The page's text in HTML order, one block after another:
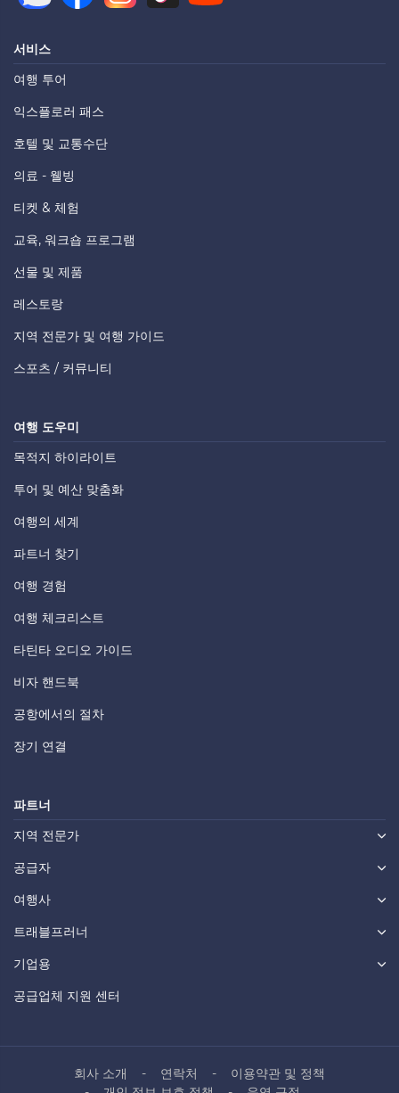
서비스
여행 투어
익스플로러 패스
호텔 및 교통수단
의료 - 웰빙
티켓 & 체험
교육, 워크숍 프로그램
선물 및 제품
레스토랑
지역 전문가 및 여행 가이드
스포츠 / 커뮤니티
여행 도우미
목적지 하이라이트
투어 및 예산 맞춤화
여행의 세계
파트너 찾기
여행 경험
여행 체크리스트
타틴타 오디오 가이드
비자 핸드북
공항에서의 절차
장기 연결
파트너
지역 전문가
공급자
여행사
트래블프러너
기업용
공급업체 지원 센터
회사 소개 연락처
이용약관 및 정책